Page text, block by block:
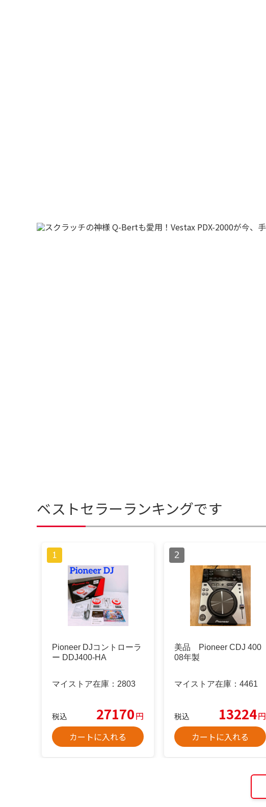
ベストセラーランキングです
Pioneer DJコントローラ
ー DDJ400-HA
マイストア在庫： 2803
税込 27170円
カートに入れる
美品 Pioneer CDJ 400
08年製
マイストア在庫： 4461
税込 13224円
カートに入れる